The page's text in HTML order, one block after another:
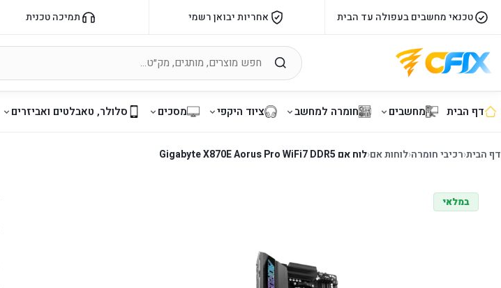
טכנאי מחשבים בעפולה עד הבית אחריות יבואן רשמי תמיכה טכנית
דף הבית מחשבים חומרה למחשב ציוד היקפי מסכים סלולר, טאבלטים ואביזרים
דף הבית‹רכיבי חומרה‹לוחות אם‹לוח אם Gigabyte X870E Aorus Pro WiFi7 DDR5
במלאי